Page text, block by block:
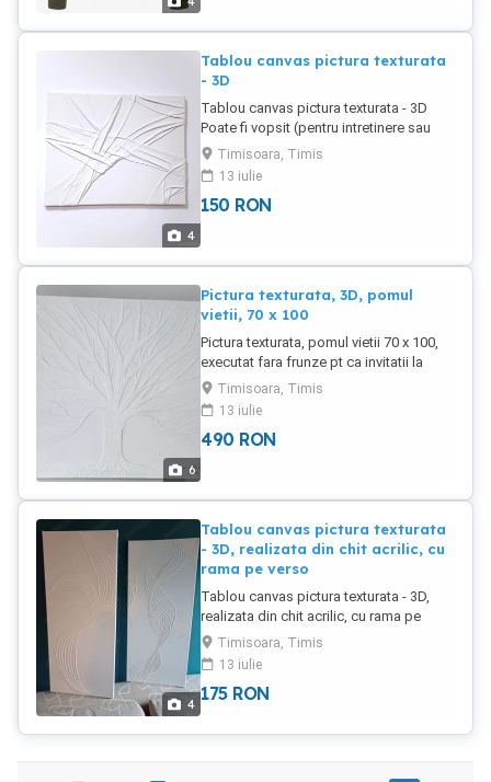
4
Tablou canvas pictura texturata
- 3D
Tablou canvas pictura texturata - 3D
Poate fi vopsit (pentru intretinere sau
personalizat in culoarea dorita).
Marimea 40 x 50 cm.
Timisoara, Timis
13 iulie
150 RON
6
Pictura texturata, 3D, pomul
vietii, 70 x 100
Pictura texturata, pomul vietii 70 x 100,
executat fara frunze pt ca invitatii la
eveniment sa poata adauga amprente
pe post de frunze.
Timisoara, Timis
13 iulie
490 RON
4
Tablou canvas pictura texturata
- 3D, realizata din chit acrilic, cu
rama pe verso
Tablou canvas pictura texturata - 3D,
realizata din chit acrilic, cu rama pe
verso Marimea 30x70 cm. Pretul este
175 lei buc sau 300 lei setul de 2 buc.
Poate fi vopsit (pentru intretinere sau
personalizat in culoarea dorita).
Timisoara, Timis
13 iulie
175 RON